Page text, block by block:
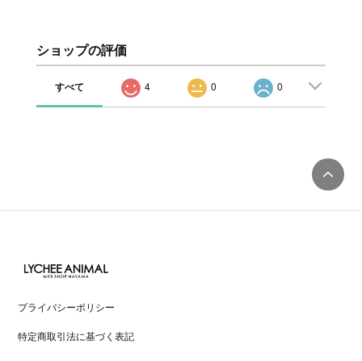
ショップの評価
すべて 4 0 0
プライバシーポリシー
特定商取引法に基づく表記